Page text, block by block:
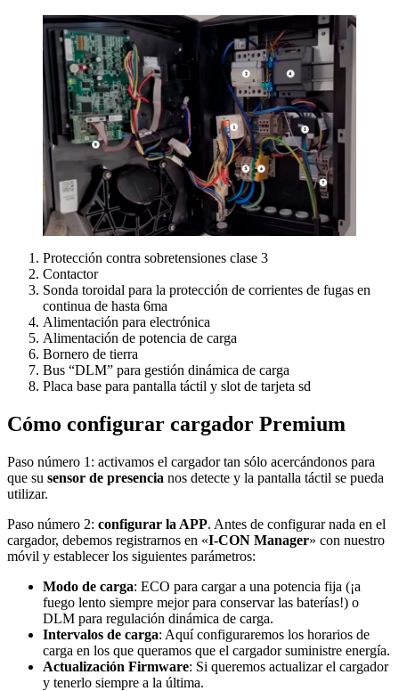
Protección contra sobretensiones clase 3
Contactor
Sonda toroidal para la protección de corrientes de fugas en
continua de hasta 6ma
Alimentación para electrónica
Alimentación de potencia de carga
Bornero de tierra
Bus “DLM” para gestión dinámica de carga
Placa base para pantalla táctil y slot de tarjeta sd
Cómo configurar cargador Premium
Paso número 1: activamos el cargador tan sólo acercándonos para
que su sensor de presencia nos detecte y la pantalla táctil se pueda
utilizar.
Paso número 2: configurar la APP. Antes de configurar nada en el
cargador, debemos registrarnos en «I-CON Manager» con nuestro
móvil y establecer los siguientes parámetros:
Modo de carga: ECO para cargar a una potencia fija (¡a
fuego lento siempre mejor para conservar las baterías!) o
DLM para regulación dinámica de carga.
Intervalos de carga: Aquí configuraremos los horarios de
carga en los que queramos que el cargador suministre energía.
Actualización Firmware: Si queremos actualizar el cargador
y tenerlo siempre a la última.